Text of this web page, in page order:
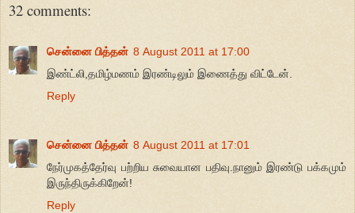
32 comments:
சென்னை பித்தன் 8 August 2011 at 17:00
இண்ட்லி,தமிழ்மணம் இரண்டிலும் இணைத்து விட்டேன்.
Reply
சென்னை பித்தன் 8 August 2011 at 17:01
நேர்முகத்தேர்வு பற்றிய சுவையான பதிவு.நானும் இரண்டு பக்கமும்
இருந்திருக்கிறேன்!
Reply